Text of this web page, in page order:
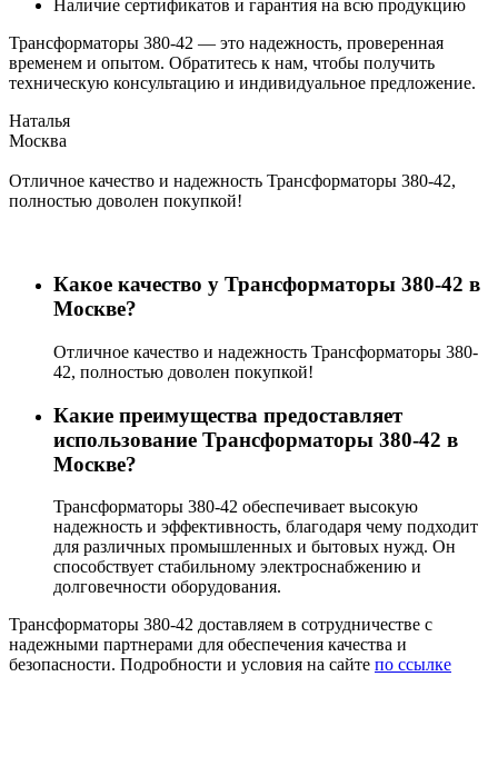
Наличие сертификатов и гарантия на всю продукцию
Трансформаторы 380-42 — это надежность, проверенная
временем и опытом. Обратитесь к нам, чтобы получить
техническую консультацию и индивидуальное предложение.
Наталья
Москва
Отличное качество и надежность Трансформаторы 380-42,
полностью доволен покупкой!
Какое качество у Трансформаторы 380-42 в
Москве?
Отличное качество и надежность Трансформаторы 380-
42, полностью доволен покупкой!
Какие преимущества предоставляет
использование Трансформаторы 380-42 в
Москве?
Трансформаторы 380-42 обеспечивает высокую
надежность и эффективность, благодаря чему подходит
для различных промышленных и бытовых нужд. Он
способствует стабильному электроснабжению и
долговечности оборудования.
Трансформаторы 380-42 доставляем в сотрудничестве с
надежными партнерами для обеспечения качества и
безопасности. Подробности и условия на сайте по ссылке